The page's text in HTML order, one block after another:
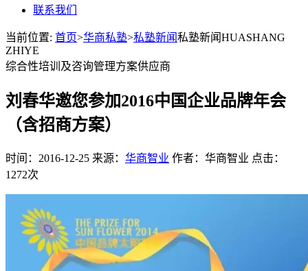
联系我们
当前位置: 首页>华商私塾>私塾新闻私塾新闻HUASHANG
ZHIYE
综合性培训及咨询管理方案供应商
刘春华邀您参加2016中国企业品牌年会
（含招商方案）
时间：2016-12-25 来源： 华商智业 作者：华商智业 点击：
1272次